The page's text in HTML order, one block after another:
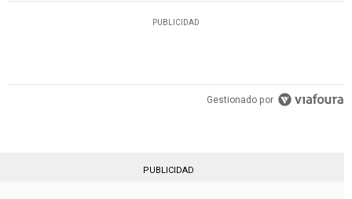
PUBLICIDAD
Gestionado por
PUBLICIDAD